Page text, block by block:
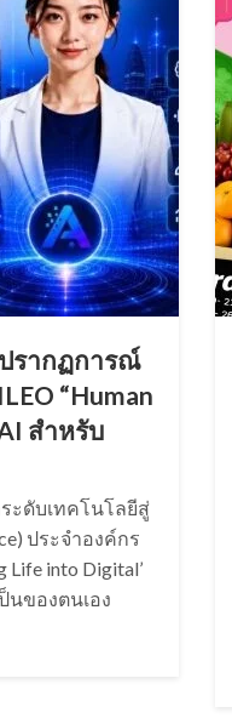
รากฏการณ์
“Human
สำหรับ
ะดับเทคโนโลยีสู่
ประจำองค์กร
into Digital’
ของตนเอง